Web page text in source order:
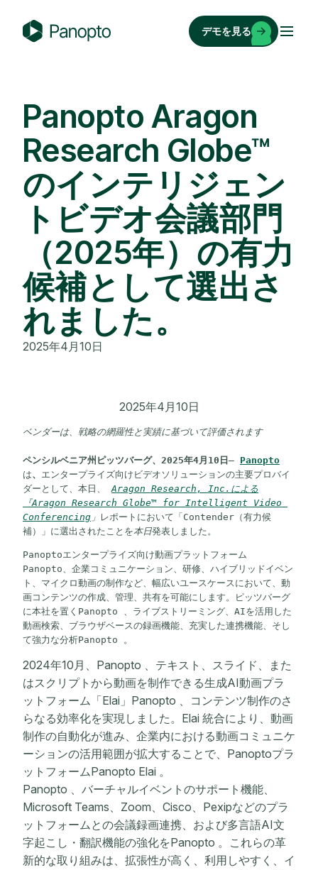
o
p
t
o
デモを見る
Panopto Aragon
Research Globe™
のインテリジェン
トビデオ会議部門
（2025年）の有力
候補として選出さ
れました。
2025年4月10日
2025年4月10日
ベンダーは、戦略の網羅性と実績に基づいて評価されます
ペンシルベニア州ピッツバーグ、2025年4月10日 – Panopto
は、 エンタープライズ向けビデオソリューションの主要プロバイ
ダーとして、本日、 Aragon Research, Inc.による
『Aragon Research Globe™ for Intelligent Video
Conferencing 」 レポートにおいて「Contender（有力候
補）」に選出されたことを本日発表しました。
Panoptoエンタープライズ向け動画プラットフォーム
Panopto、企業コミュニケーション、研修、ハイブリッドイベン
ト、マイクロ動画の制作など、幅広いユースケースにおいて、動
画コンテンツの作成、管理、共有を可能にします。ピッツバーグ
に本社を置くPanopto 、ライブストリーミング、AIを活用した
動画検索、ブラウザベースの録画機能、充実した連携機能、そし
て強力な分析Panopto 。
2024年10月、Panopto 、テキスト、スライド、また
はスクリプトから動画を制作できる生成AI動画プラ
ットフォーム「Elai」Panopto 、コンテンツ制作のさ
らなる効率化を実現しました。Elai 統合により、動画
制作の自動化が進み、企業内における動画コミュニケ
ーションの活用範囲が拡大することで、Panoptoプラ
ットフォームPanopto Elai 。
Panopto 、バーチャルイベントのサポート機能、
Microsoft Teams、Zoom、Cisco、Pexipなどのプラ
ットフォームとの会議録画連携、および多言語AI文
字起こし・翻訳機能の強化をPanopto 。これらの革
新的な取り組みは、拡張性が高く、利用しやすく、イ